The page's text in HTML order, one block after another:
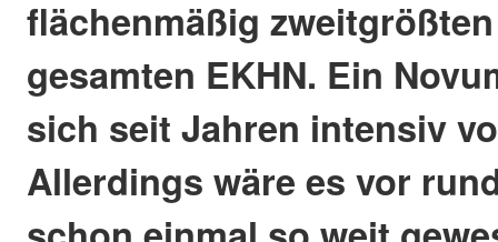
flächenmäßig
gesamten EKHN. Ein
sich seit Jahren intensiv
Allerdings wäre es vor